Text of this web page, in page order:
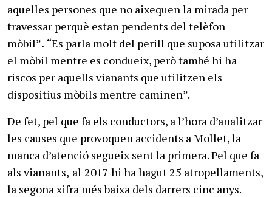
aquelles persones que no aixequen la mirada per
travessar perquè estan pendents del telèfon
mòbil”. “Es parla molt del perill que suposa utilitzar
el mòbil mentre es condueix, però també hi ha
riscos per aquells vianants que utilitzen els
dispositius mòbils mentre caminen”.
De fet, pel que fa els conductors, a l’hora d’analitzar
les causes que provoquen accidents a Mollet, la
manca d’atenció segueix sent la primera. Pel que fa
als vianants, al 2017 hi ha hagut 25 atropellaments,
la segona xifra més baixa dels darrers cinc anys.